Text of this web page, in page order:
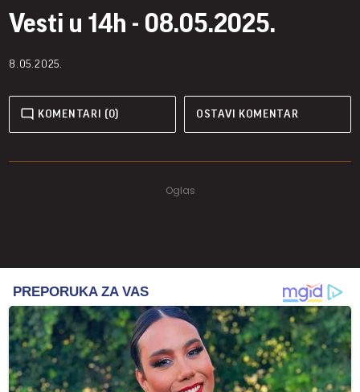
Vesti u 14h - 08.05.2025.
8.05.2025.
KOMENTARI (0) OSTAVI KOMENTAR